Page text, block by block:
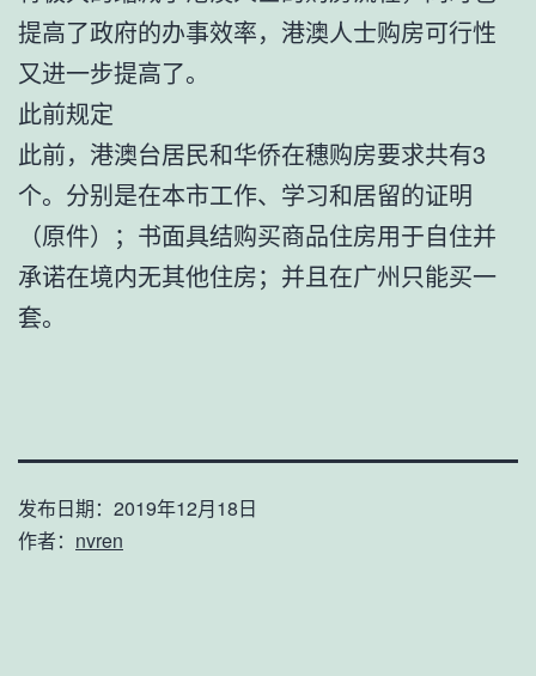
提高了政府的办事效率，港澳人士购房可行性
又进一步提高了。
此前规定
此前，港澳台居民和华侨在穗购房要求共有3
个。分别是在本市工作、学习和居留的证明
（原件）；书面具结购买商品住房用于自住并
承诺在境内无其他住房；并且在广州只能买一
套。
发布日期： 2019年12月18日
作者： nvren